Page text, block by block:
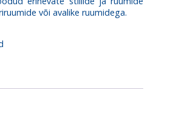
või avalike ruumidega.